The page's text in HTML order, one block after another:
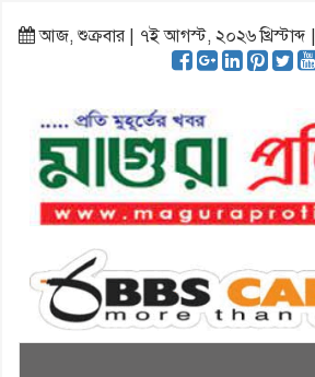
আজ, শুক্রবার | ৭ই আগস্ট, ২০২৬